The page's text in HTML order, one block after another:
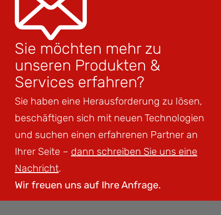
Sie möchten mehr zu
unseren Produkten &
Services erfahren?
Sie haben eine Herausforderung zu lösen,
beschäftigen sich mit neuen Technologien
und suchen einen erfahrenen Partner an
Ihrer Seite – dann schreiben Sie uns eine
Nachricht.
Wir freuen uns auf Ihre Anfrage.